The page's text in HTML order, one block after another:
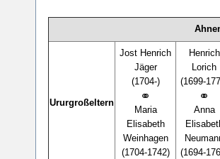
Ururgroßeltern
Jost Henrich
Jäger
(1704-)
⚭
Maria
Elisabeth
Weinhagen
(1704-1742)
Henrich
Lorich
(1699-
⚭
Anna
(1694-